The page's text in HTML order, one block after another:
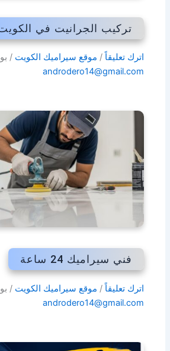
تركيب الجرانيت في
اترك تعليقاً / موقع سيراميك الكويت /
androdero14@gmail.com
فني سيراميك 24 ساعة
اترك تعليقاً / موقع سيراميك الكويت /
androdero14@gmail.com